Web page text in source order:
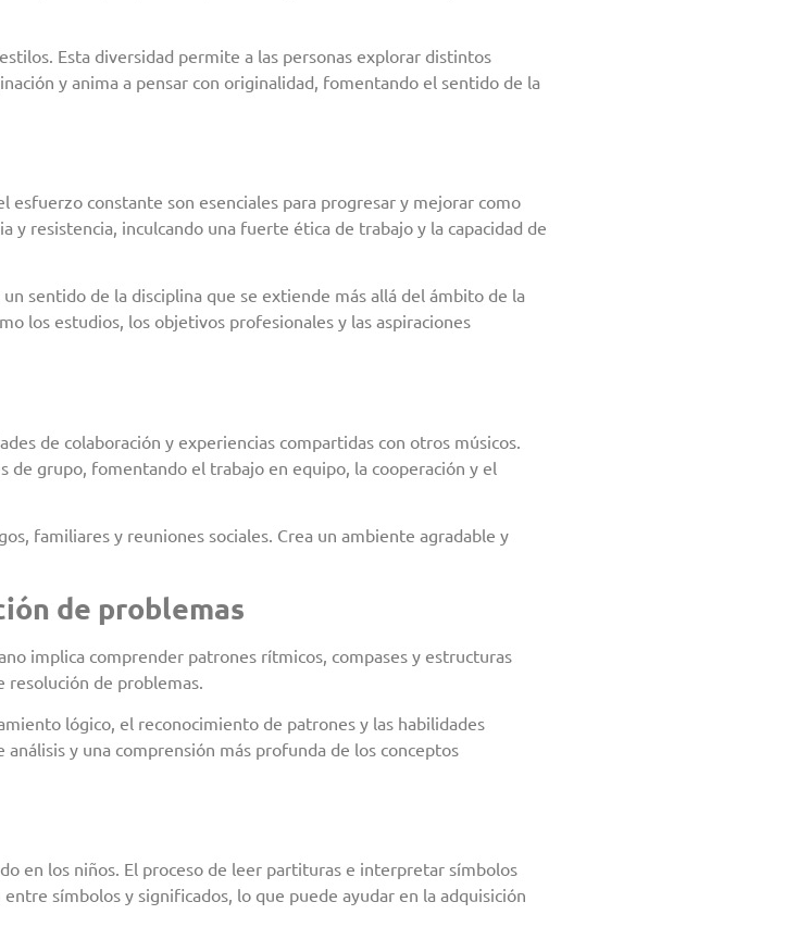
Esta diversidad permite a las personas explorar distintos
y anima a pensar con originalidad, fomentando el sentido de la
esfuerzo constante son esenciales para progresar y mejorar como
y resistencia, inculcando una fuerte ética de trabajo y la capacidad de
sentido de la disciplina que se extiende más allá del ámbito de la
los estudios, los objetivos profesionales y las aspiraciones
de colaboración y experiencias compartidas con otros músicos.
de grupo, fomentando el trabajo en equipo, la cooperación y el
familiares y reuniones sociales. Crea un ambiente agradable y
de problemas
implica comprender patrones rítmicos, compases y estructuras
de problemas.
lógico, el reconocimiento de patrones y las habilidades
y una comprensión más profunda de los conceptos
en los niños. El proceso de leer partituras e interpretar símbolos
símbolos y significados, lo que puede ayudar en la adquisición